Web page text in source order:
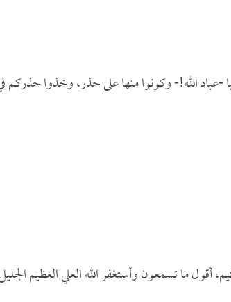
-عباد الله!- وكونوا منها على حذر، وخذوا حذركم
أقول ما تسمعون وأستغفر الله العلي العظيم